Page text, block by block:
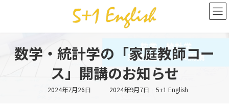
数学・統計学の「家庭教師コー
ス」開講のお知らせ
2024年7月26日 最
終
2024年9月7日 5+1 English